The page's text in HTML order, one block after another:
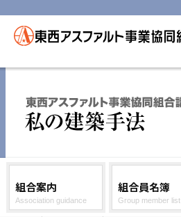
組合案内
Association guidance
組合員名簿
Group member list